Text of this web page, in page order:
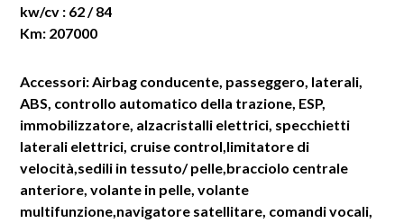
kw/cv : 62 / 84
Km: 207000
Accessori: Airbag conducente, passeggero, laterali,
ABS, controllo automatico della trazione, ESP,
immobilizzatore, alzacristalli elettrici, specchietti
laterali elettrici, cruise control,limitatore di
velocità,sedili in tessuto/ pelle,bracciolo centrale
anteriore, volante in pelle, volante
multifunzione,navigatore satellitare, comandi vocali,